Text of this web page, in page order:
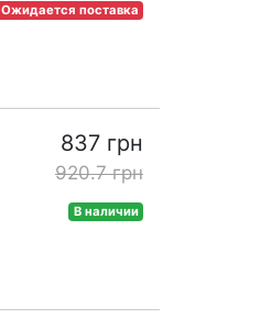
Ожидается поставка
837 грн
920.7 грн
В наличии